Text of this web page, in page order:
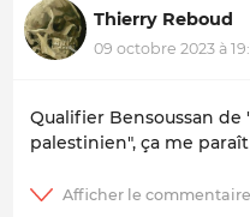
Thierry Reboud
09 octobre 2023 à
Qualifier Bensoussan
palestinien", ça me